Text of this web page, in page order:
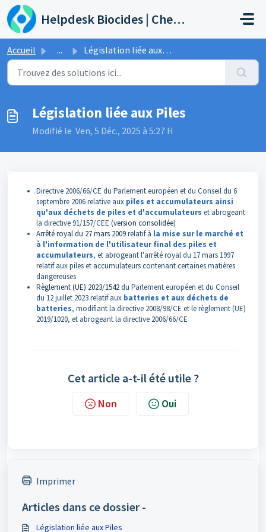
Passer au contenu principal
Helpdesk Biocides | Chemicals | Products
Accueil ... Législation liée aux Piles
Législation liée aux Piles
Modifié le Ven, 5 Déc., 2025 à 5:27 H
Directive 2006/66/CE du Parlement européen et du Conseil du 6
septembre 2006 relative aux piles et accumulateurs ainsi
qu'aux déchets de piles et d'accumulateurs et abrogeant
la directive 91/157/CEE (version consolidée)
Arrêté royal du 27 mars 2009relatif à la mise sur le marché et
à l'information de l'utilisateur final des piles et
accumulateurs, et abrogeant l'arrêté royal du 17 mars 1997
relatif aux piles et accumulateurs contenant certaines matières
dangereuses
Règlement (UE) 2023/1542du Parlement européen et du Conseil
du 12 juillet 2023 relatif aux batteries et aux déchets de
batteries, modifiant la directive 2008/98/CE et le règlement (UE)
2019/1020, et abrogeant la directive 2006/66/CE
Cet article a-t-il été utile ?
Non Oui
Imprimer
Articles dans ce dossier -
Législation liée aux Piles